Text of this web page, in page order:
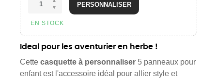
PERSONNALISER
EN STOCK
Ideal pour les aventurier en herbe !
Cettecasquette à personnaliser 5 panneaux pour
enfant est l'accessoire idéal pour allier style et